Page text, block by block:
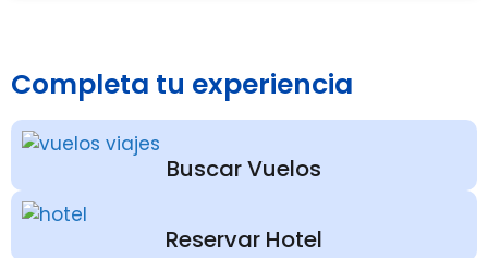
Completa tu experiencia
Buscar Vuelos
Reservar Hotel